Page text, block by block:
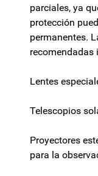
parciales, ya
protección
permanentes.
recomendadas
Lentes
Telescopios
Proyectores
para la